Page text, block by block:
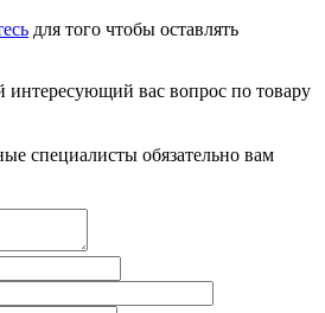
для того чтобы оставлять
интересующий вас вопрос по товару
специалисты обязательно вам